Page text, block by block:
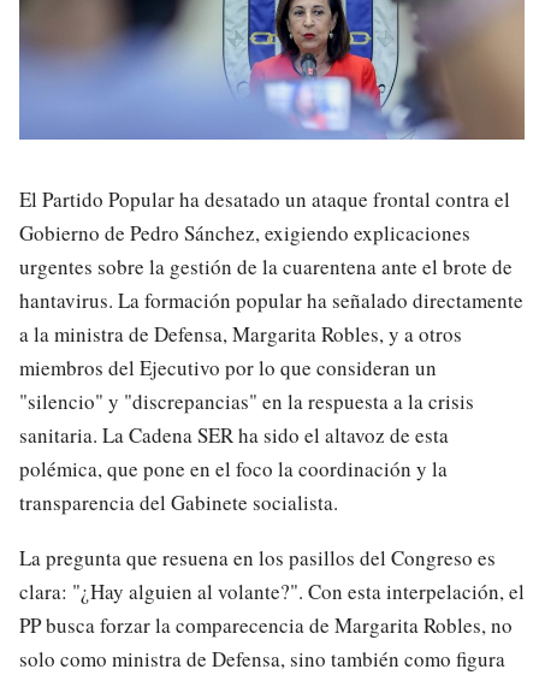
El Partido Popular ha desatado un ataque frontal contra el
Gobierno de Pedro Sánchez, exigiendo explicaciones
urgentes sobre la gestión de la cuarentena ante el brote de
hantavirus. La formación popular ha señalado directamente
a la ministra de Defensa, Margarita Robles, y a otros
miembros del Ejecutivo por lo que consideran un
"silencio" y "discrepancias" en la respuesta a la crisis
sanitaria. La Cadena SER ha sido el altavoz de esta
polémica, que pone en el foco la coordinación y la
transparencia del Gabinete socialista.
La pregunta que resuena en los pasillos del Congreso es
clara: "¿Hay alguien al volante?". Con esta interpelación, el
PP busca forzar la comparecencia de Margarita Robles, no
solo como ministra de Defensa, sino también como figura